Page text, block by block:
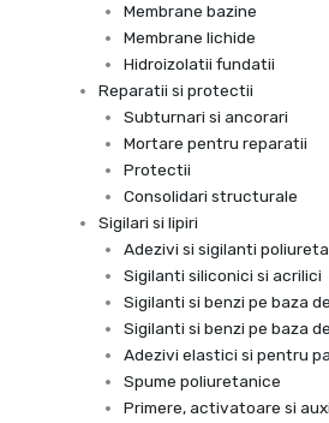
Membrane bazine
Membrane lichide
Hidroizolatii fundatii
Reparatii si protectii
Subturnari si ancorari
Mortare pentru reparatii
Protectii
Consolidari structurale
Sigilari si lipiri
Adezivi si sigilanti
Sigilanti siliconici si acrilici
Sigilanti si benzi pe baza
Sigilanti si benzi pe baza
Adezivi elastici si pentru
Spume poliuretanice
Primere, activatoare si